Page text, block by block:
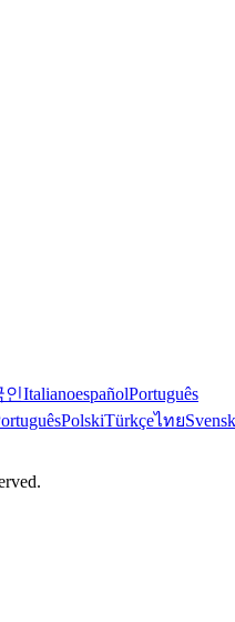
인ItalianoespañolPortuguês
PolskiTürkçeไทย